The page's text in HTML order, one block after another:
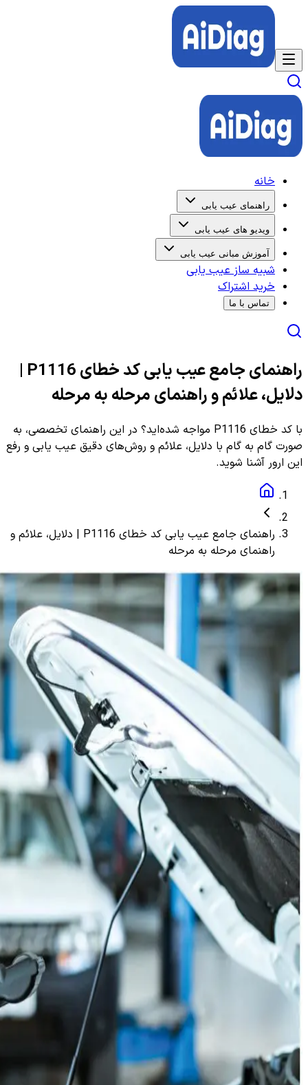
خانه
راهنمای عیب یابی
ویدیو های عیب یابی
آموزش مبانی عیب یابی
شبیه ساز عیب یابی
خرید اشتراک
تماس با ما
راهنمای جامع عیب یابی کد خطای P1116 |
دلایل، علائم و راهنمای مرحله به مرحله
با کد خطای P1116 مواجه شده‌اید؟ در این راهنمای تخصصی، به
صورت گام به گام با دلایل، علائم و روش‌های دقیق عیب یابی و رفع
این ارور آشنا شوید.
راهنمای جامع عیب یابی کد خطای P1116 | دلایل، علائم و
راهنمای مرحله به مرحله